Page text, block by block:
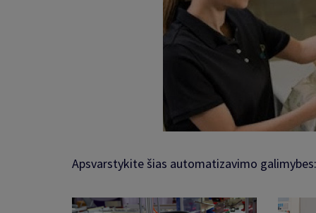
Apsvarstykite šias automatizavimo galimybes: